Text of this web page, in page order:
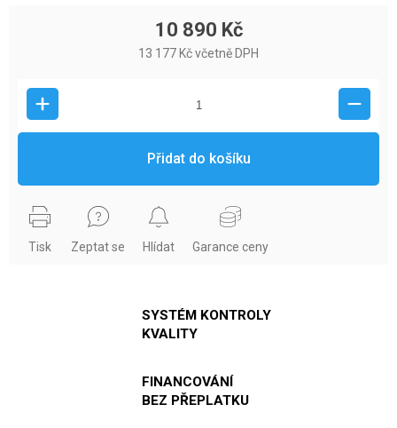
10 890 Kč
13 177 Kč včetně DPH
Přidat do košíku
Tisk Zeptat se Hlídat Garance ceny
SYSTÉM KONTROLY
KVALITY
FINANCOVÁNÍ
BEZ PŘEPLATKU